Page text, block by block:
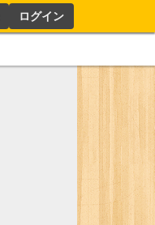
ログイン